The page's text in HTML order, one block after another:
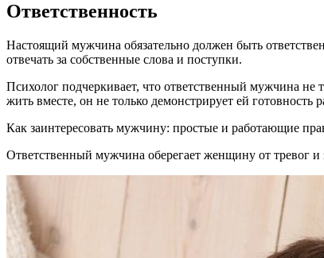
Ответственность
Настоящий мужчина обязательно должен быть
отвечать за собственные слова и поступки.
Психолог подчеркивает, что ответственный мужчина
жить вместе, он не только демонстрирует ей
Как заинтересовать мужчину: простые и работающие
Ответственный мужчина оберегает женщину от тревог и